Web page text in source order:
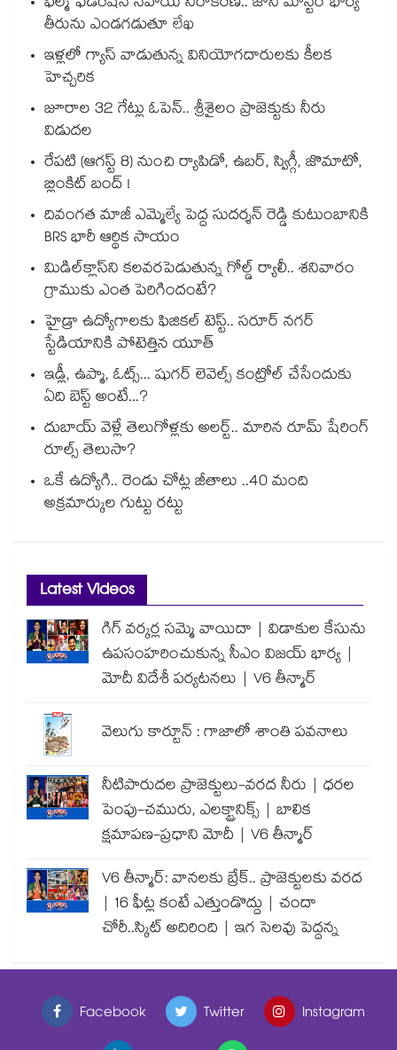
తీరును ఎండగడుతూ లేఖ
ఇళ్లలో గ్యాస్ వాడుతున్న వినియోగదారులకు కీలక
హెచ్చరిక
జూరాల 32 గేట్లు ఓపెన్.. శ్రీశైలం ప్రాజెక్టుకు నీరు
విడుదల
రేపటి (ఆగస్ట్ 8) నుంచి ర్యాపిడో, ఉబర్, స్విగ్గీ, జొమాటో,
బ్లింకిట్ బంద్ !
దివంగత మాజీ ఎమ్మెల్యే పెద్ద సుదర్శన్ రెడ్డి కుటుంబానికి
BRS భారీ ఆర్థిక సాయం
మిడిల్‌క్లాస్‌ని కలవరపెడుతున్న గోల్డ్ ర్యాలీ.. శనివారం
గ్రాముకు ఎంత పెరిగిందంటే?
హైడ్రా ఉద్యోగాలకు ఫిజికల్ టెస్ట్.. సరూర్ నగర్
స్టేడియానికి పోటెత్తిన యూత్
ఇడ్లీ, ఉప్మా, ఓట్స్... షుగర్ లెవెల్స్ కంట్రోల్ చేసేందుకు
ఏది బెస్ట్ అంటే...?
దుబాయ్ వెళ్లే తెలుగోళ్లకు అలర్ట్.. మారిన రూమ్ షేరింగ్‌
రూల్స్ తెలుసా?
ఒకే ఉద్యోగి.. రెండు చోట్ల జీతాలు ..40 మంది
అక్రమార్కుల గుట్టు రట్టు
Latest Videos
గిగ్ వర్కర్ల సమ్మె వాయిదా | విడాకుల కేసును
ఉపసంహరించుకున్న సీఎం విజయ్ భార్య |
మోదీ విదేశీ పర్యటనలు | V6 తీన్మార్
వెలుగు కార్టూన్ : గాజాలో శాంతి పవనాలు
నీటిపారుదల ప్రాజెక్టులు-వరద నీరు | ధరల
పెంపు-చమురు, ఎలక్ట్రానిక్స్ | బాలిక
క్షమాపణ-ప్రధాని మోదీ | V6 తీన్మార్
V6 తీన్మార్: వానలకు బ్రేక్.. ప్రాజెక్టులకు వరద
| 16 ఫీట్ల కంటే ఎత్తుండొద్దు | చందా
చోరీ..స్కిట్ అదిరింది | ఇగ సెలవు పెద్దన్న
Facebook Twitter
Instagram